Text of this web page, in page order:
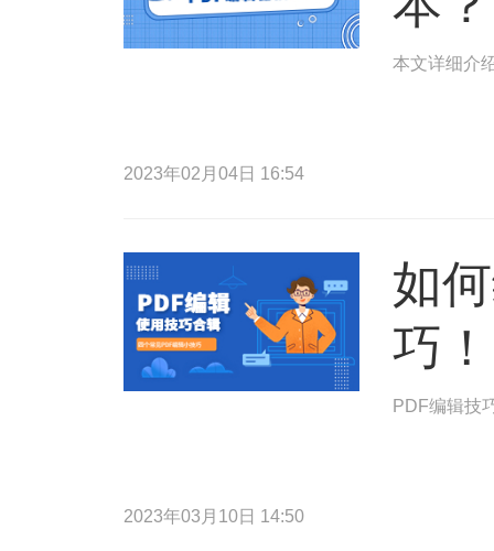
本文详细介
2023年02月04日 16:54
如
巧！
PDF编辑技
2023年03月10日 14:50